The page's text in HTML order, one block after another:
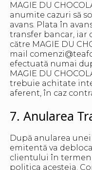
MAGIE DU
anumite cazuri să
avans. Plata în
transfer bancar, iar
către MAGIE DU
mail
efectuată numai
MAGIE DU
trebuie achitate
aferent, în caz
7. Anularea
După anularea
emitentă va
clientului în termen
politica acesteia.